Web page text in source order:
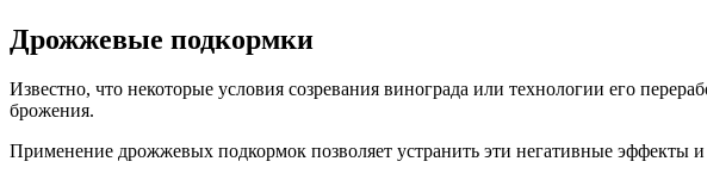
Дрожжевые подкормки
Известно, что некоторые условия созревания винограда или технологии его
брожения.
Применение дрожжевых подкормок позволяет устранить эти негативные эффекты